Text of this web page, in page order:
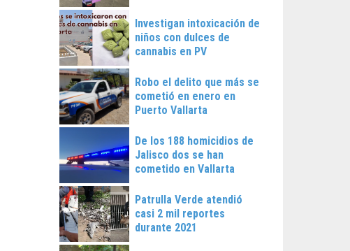
Investigan intoxicación de
niños con dulces de
cannabis en PV
Robo el delito que más se
cometió en enero en
Puerto Vallarta
De los 188 homicidios de
Jalisco dos se han
cometido en Vallarta
Patrulla Verde atendió
casi 2 mil reportes
durante 2021